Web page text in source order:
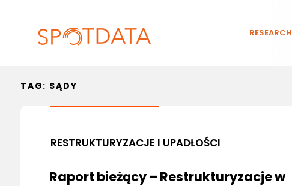
RESEARCH
TAG: SĄDY
RESTRUKTURYZACJE I UPADŁOŚCI
Ra­port bie­żą­cy – Restrukturyzacje w